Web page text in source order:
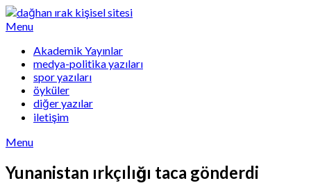
Skip
to
Menu
Akademik Yayınlar
medya-politika yazıları
spor yazıları
öyküler
diğer yazılar
iletişim
Menu
Yunanistan ırkçılığı taca gönderdi